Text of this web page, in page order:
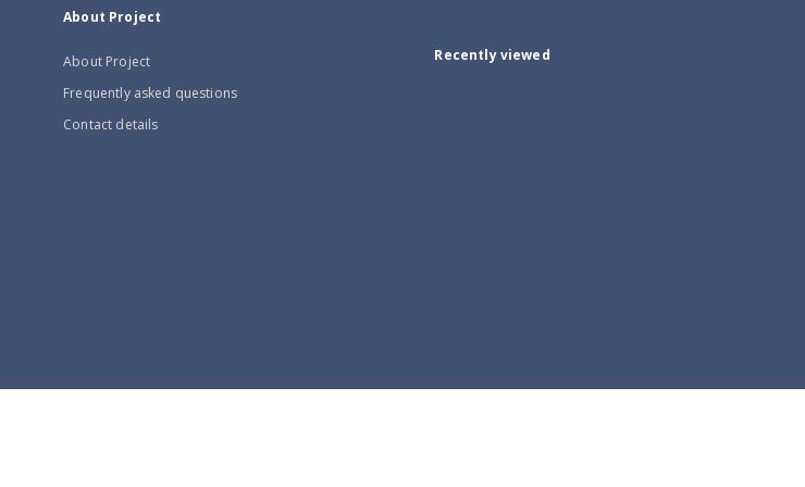
About Project
About Project
Frequently asked questions
Contact details
Recently viewed